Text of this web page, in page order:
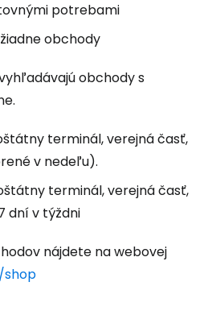
potrebami
obchody
obchody s
terminál, verejná časť,
v nedeľu).
terminál, verejná časť,
dní v týždni
nájdete na webovej
shop